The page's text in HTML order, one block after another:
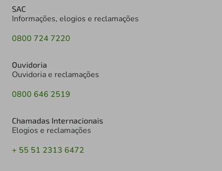
SAC
Informações, elogios e reclamações
0800 724 7220
Ouvidoria
Ouvidoria e reclamações
0800 646 2519
Chamadas Internacionais
Elogios e reclamações
+ 55 51 2313 6472